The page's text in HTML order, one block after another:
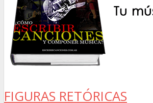
FIGURAS RETÓRICAS